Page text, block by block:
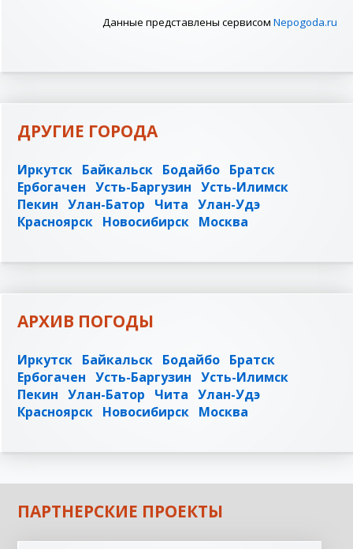
Данные представлены сервисом Nepogoda.ru
ДРУГИЕ ГОРОДА
Иркутск Байкальск Бодайбо Братск
Ербогачен Усть-Баргузин Усть-Илимск
Пекин Улан-Батор Чита Улан-Удэ
Красноярск Новосибирск Москва
АРХИВ ПОГОДЫ
Иркутск Байкальск Бодайбо Братск
Ербогачен Усть-Баргузин Усть-Илимск
Пекин Улан-Батор Чита Улан-Удэ
Красноярск Новосибирск Москва
ПАРТНЕРСКИЕ ПРОЕКТЫ